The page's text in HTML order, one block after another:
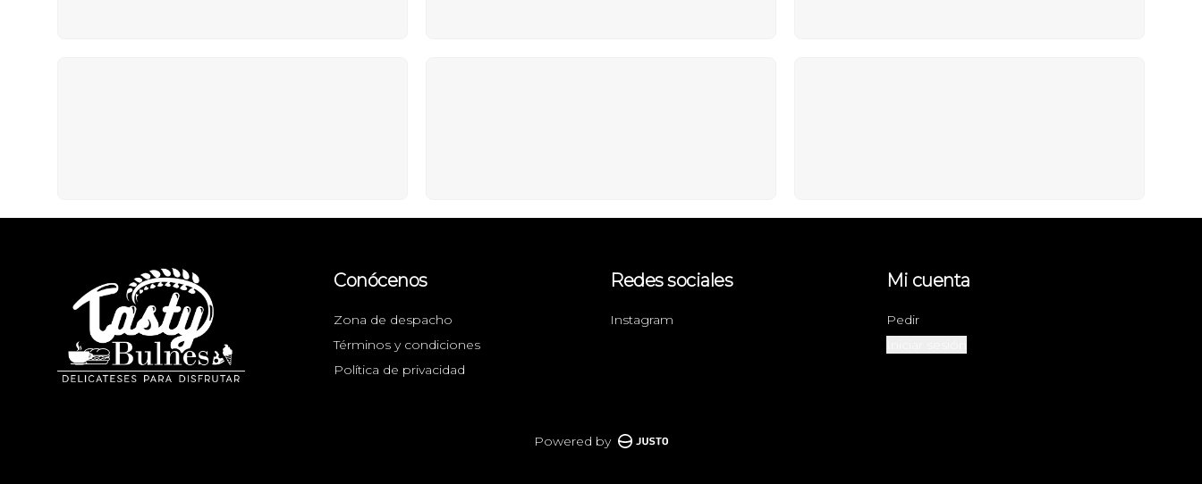
Conócenos
Zona de despacho
Términos y condiciones
Política de privacidad
Redes sociales
Instagram
Mi cuenta
Pedir
Powered by